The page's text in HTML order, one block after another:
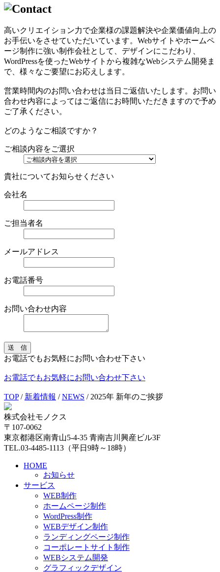
高いクリエイション力で企業様の課題解決や企業価値向上の
お手伝いをさせていただいています。Webサイトやホームペ
ージ制作に強い制作会社として、デザインにこだわり、
WordPressを使ったWebサイトから複雑なWebシステム開発ま
で、様々なご要望にお応えします。
営業時間内のお問い合わせは当日ご返信いたします。お問い
合わせ内容によってはご返信にお時間いただきますので予め
ご了承ください。
どのようなご相談ですか？
ご相談内容をご選択
貴社についてお知らせください
会社名
ご担当者名
メールアドレス
お電話番号
お問い合わせ内容
送 信
お電話でもお気軽にお問い合わせ下さい
お電話でもお気軽にお問い合わせ下さい
TOP / 新着情報 / NEWS / 2025年 新年のご挨拶
株式会社モノクス
〒107-0062
東京都港区南青山5-4-35 青南吉川興産ビル3F
TEL.03-4485-1113（平日9時～18時）
HOME
お知らせ
サービス
WEB制作
ホームページ制作
WordPress制作
WEBデザイン制作
ランディングページ制作
コーポレートサイト制作
WEBシステム開発
グラフィックデザイン